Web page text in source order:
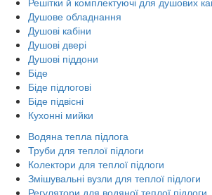
Душове обладнання
Душові кабіни
Душові двері
Душові піддони
Біде
Біде підлогові
Біде підвісні
Кухонні мийки
Водяна тепла підлога
Труби для теплої підлоги
Колектори для теплої підлоги
Змішувальні вузли для теплої підлоги
Регулятори для водяної теплої підлоги